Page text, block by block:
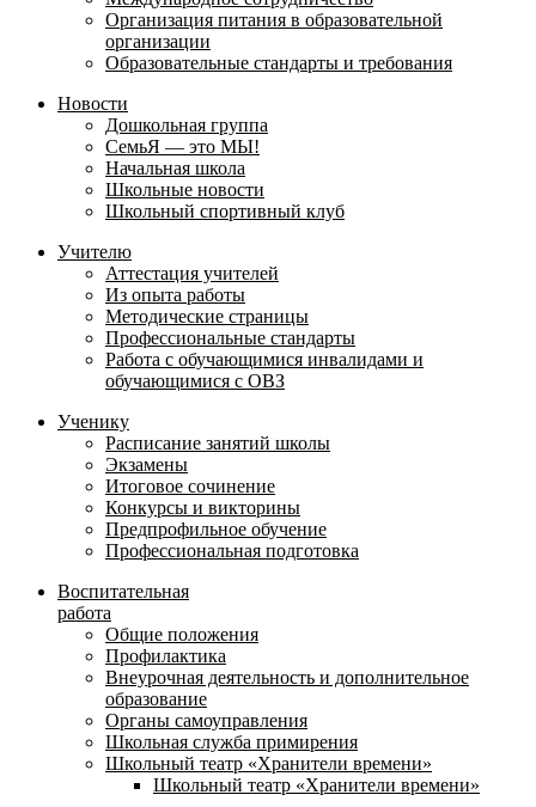
Организация питания в образовательной
организации
Образовательные стандарты и требования
Новости
Дошкольная группа
СемьЯ — это МЫ!
Начальная школа
Школьные новости
Школьный спортивный клуб
Учителю
Аттестация учителей
Из опыта работы
Методические страницы
Профессиональные стандарты
Работа с обучающимися инвалидами и
обучающимися с ОВЗ
Ученику
Расписание занятий школы
Экзамены
Итоговое сочинение
Конкурсы и викторины
Предпрофильное обучение
Профессиональная подготовка
Воспитательная
работа
Общие положения
Профилактика
Внеурочная деятельность и дополнительное
образование
Органы самоуправления
Школьная служба примирения
Школьный театр «Хранители времени»
Школьный театр «Хранители времени»